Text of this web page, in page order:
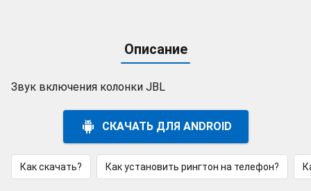
Описание
Звук включения колонки JBL
СКАЧАТЬ ДЛЯ ANDROID
Как скачать? Как установить рингтон на телефон?